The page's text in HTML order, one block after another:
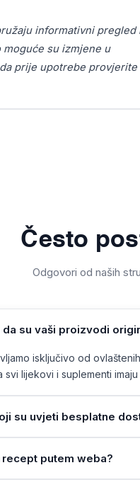
informativni pregled
su izmjene u
prije upotrebe provjerite
Često
Odgovori od naših
su vaši proizvodi
isključivo od
lijekovi i suplementi
su uvjeti besplatne
putem weba?